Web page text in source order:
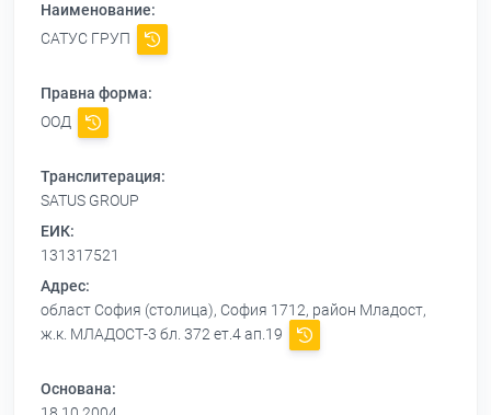
Наименование:
САТУС ГРУП
Правна форма:
ООД
Транслитерация:
SATUS GROUP
ЕИК:
131317521
Адрес:
област София (столица), София 1712, район Младост,
ж.к. МЛАДОСТ-3 бл. 372 ет.4 ап.19
Основана: